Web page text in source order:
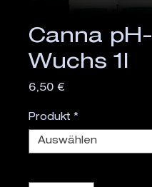
Canna pH-
Wuchs 1l
6,50 €Preis
Produkt *